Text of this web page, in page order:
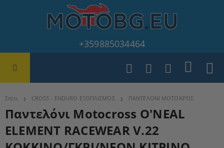
+359885034464
Σπίτι CROSS - ENDURO ΕΞΟΠΛΙΣΜΌΣ ΠΑΝΤΕΛΟΝΙ ΜΟΤΟΚΡΟΣ
Παντελόνι Motocross O'NEAL
ELEMENT RACEWEAR V.22